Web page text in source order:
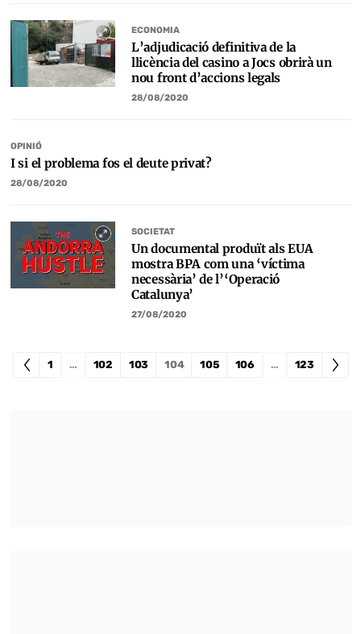
ECONOMIA
L’adjudicació definitiva de la
llicència del casino a Jocs obrirà un
nou front d’accions legals
28/08/2020
OPINIÓ
I si el problema fos el deute privat?
28/08/2020
SOCIETAT
Un documental produït als EUA
mostra BPA com una ‘víctima
necessària’ de l’‘Operació
Catalunya’
27/08/2020
1 … 102 103 104 105 106 … 123